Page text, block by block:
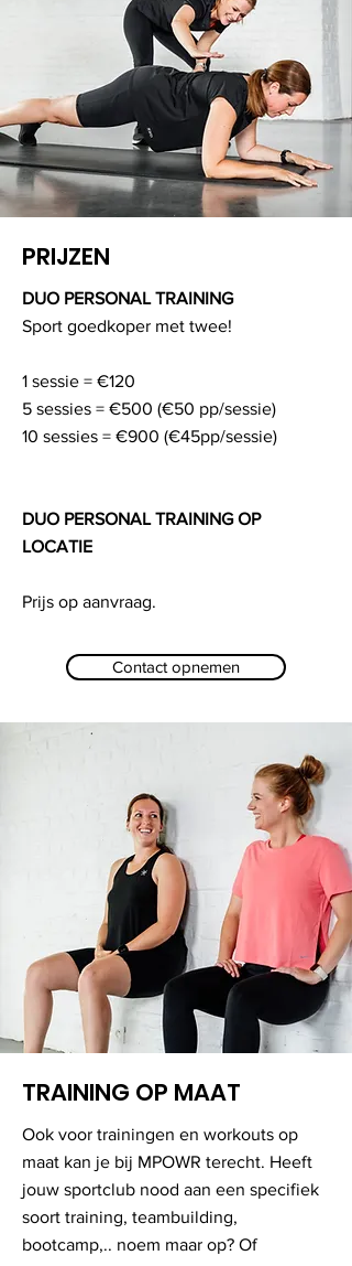
PRIJZEN
DUO PERSONAL TRAINING
Sport goedkoper met twee!
1 sessie = €120
5 sessies = €500 (€50 pp/sessie)
10 sessies = €900 (€45pp/sessie)
DUO PERSONAL TRAINING OP
LOCATIE
Prijs op aanvraag.
Contact opnemen
TRAINING OP MAAT
Ook voor trainingen en workouts op
maat kan je bij MPOWR terecht. Heeft
jouw sportclub nood aan een specifiek
soort training, teambuilding,
bootcamp,.. noem maar op? Of